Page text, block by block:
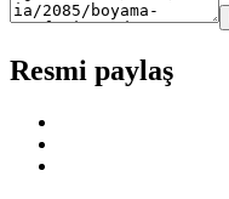
Resmi paylaş